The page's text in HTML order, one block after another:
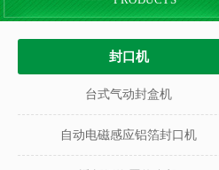
封口机
台式气动封盒机
自动电磁感应铝箔封口机